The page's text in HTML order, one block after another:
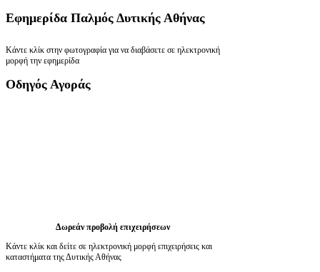
Εφημερίδα Παλμός Δυτικής Αθήνας
Κάντε κλίκ στην φωτογραφία για να διαβάσετε σε ηλεκτρονική
μορφή την εφημερίδα
Οδηγός Αγοράς
Δωρεάν προβολή επιχειρήσεων
Κάντε κλίκ και δείτε σε ηλεκτρονική μορφή επιχειρήσεις και
καταστήματα της Δυτικής Αθήνας